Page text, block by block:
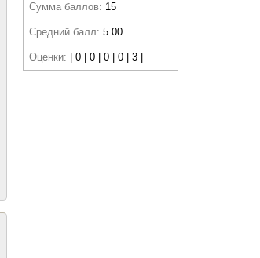
Сумма баллов: 15
Средний балл: 5.00
Оценки: | 0 | 0 | 0 | 0 | 3 |